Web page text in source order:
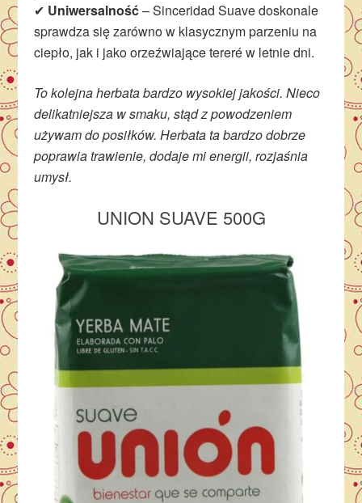
✔ Uniwersalność– Sinceridad Suave doskonale
sprawdza się zarówno w klasycznym parzeniu na
ciepło, jak i jako orzeźwiające tereré w letnie dni.
To kolejna herbata bardzo wysokiej jakości. Nieco
delikatniejsza w smaku, stąd z powodzeniem
używam do posiłków. Herbata ta bardzo dobrze
poprawia trawienie, dodaje mi energii, rozjaśnia
umysł.
UNION SUAVE 500G